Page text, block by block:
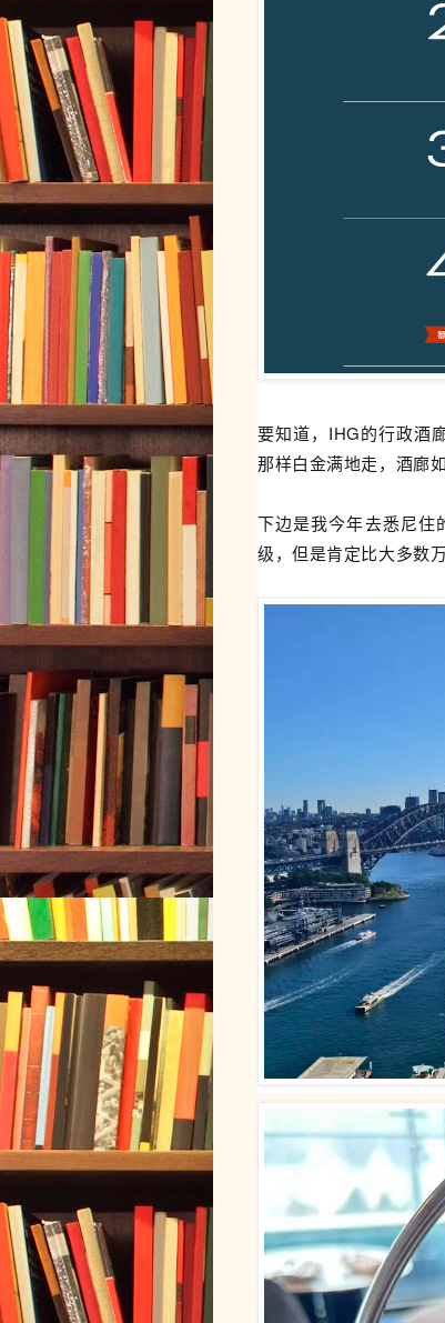
要知道，IHG的行政酒
那样白金满地走，酒廊如
下边是我今年去悉尼住
级，但是肯定比大多数万